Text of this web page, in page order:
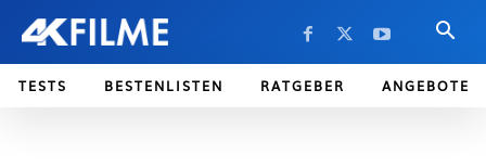
TESTS BESTENLISTEN RATGEBER ANGEBOTE